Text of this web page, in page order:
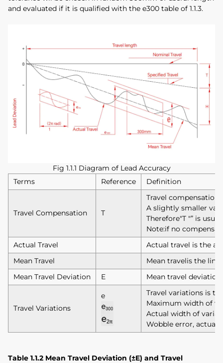
and evaluated if it is qualified with the e300 table of 1.1.3.
Fig 1.1.1 Diagram of Lead Accuracy
Terms
Reference Definition
Travel Compensation T
Travel compensation
A slightly smaller
Therefore"T "” is
Note:if no
Actual Travel
Actual travel is the
Mean Travel
Mean travelis the
Mean Travel Deviation
E Mean travel
Travel Variations
e
Travel variations is
Maximum width of
Actual width of
Wobble error, actual
Table 1.1.2 Mean Travel Deviation (±E) and Travel